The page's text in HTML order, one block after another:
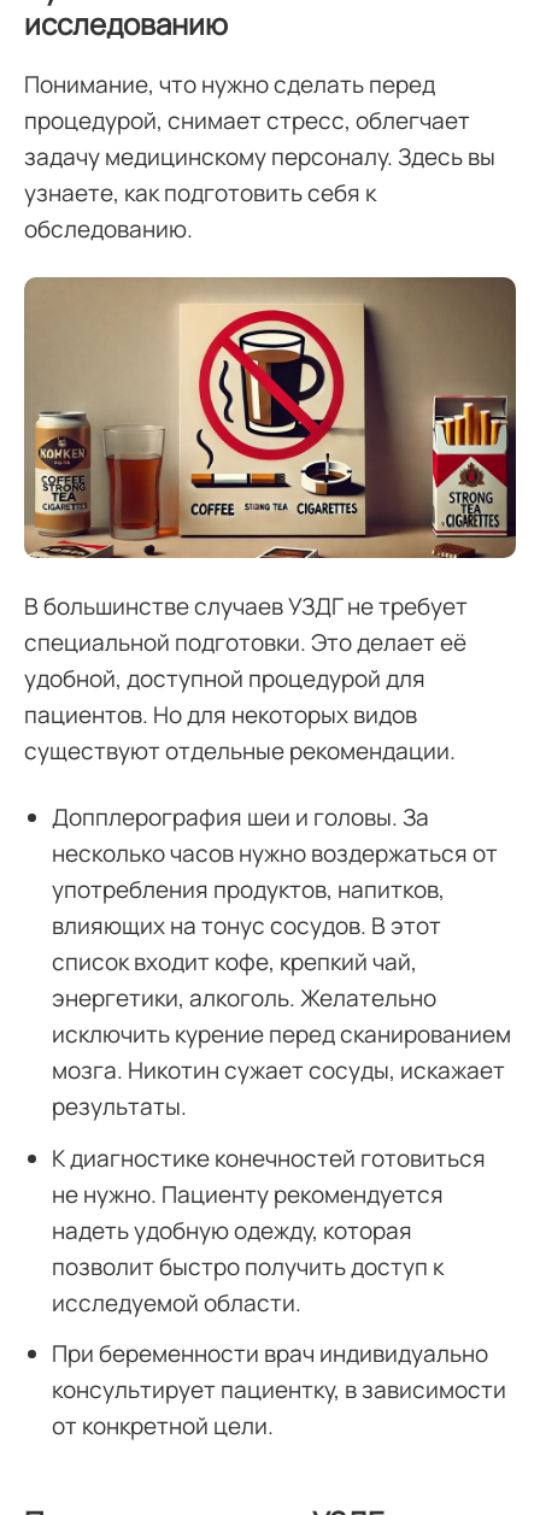
исследованию
Понимание, что нужно сделать перед
процедурой, снимает стресс, облегчает
задачу медицинскому персоналу. Здесь вы
узнаете, как подготовить себя к
обследованию.
В большинстве случаев УЗДГ не требует
специальной подготовки. Это делает её
удобной, доступной процедурой для
пациентов. Но для некоторых видов
существуют отдельные рекомендации.
Допплерография шеи и головы. За
несколько часов нужно воздержаться от
употребления продуктов, напитков,
влияющих на тонус сосудов. В этот
список входит кофе, крепкий чай,
энергетики, алкоголь. Желательно
исключить курение перед сканированием
мозга. Никотин сужает сосуды, искажает
результаты.
К диагностике конечностей готовиться
не нужно. Пациенту рекомендуется
надеть удобную одежду, которая
позволит быстро получить доступ к
исследуемой области.
При беременности врач индивидуально
консультирует пациентку, в зависимости
от конкретной цели.